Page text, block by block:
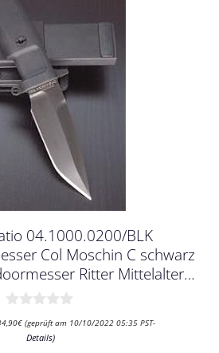
04.1000.0200/BLK
Col Moschin C schwarz
Ritter Mittelalter…
0
v
€ (geprüft am 10/10/2022 05:35 PST-
Details)